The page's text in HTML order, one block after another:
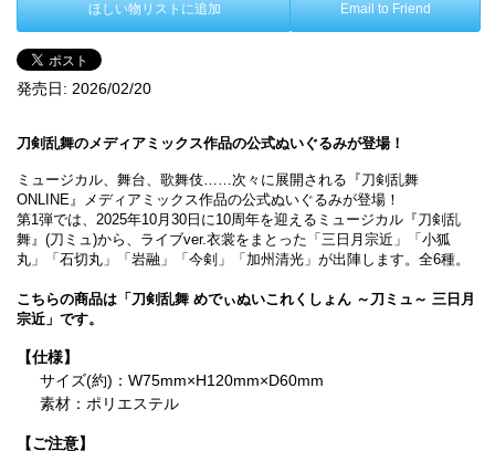
ほしい物リストに追加 Email to Friend
発売日: 2026/02/20
刀剣乱舞のメディアミックス作品の公式ぬいぐるみが登場！
ミュージカル、舞台、歌舞伎……次々に展開される『刀剣乱舞
ONLINE』メディアミックス作品の公式ぬいぐるみが登場！
第1弾では、2025年10月30日に10周年を迎えるミュージカル『刀剣乱
舞』(刀ミュ)から、ライブver.衣裳をまとった「三日月宗近」「小狐
丸」「石切丸」「岩融」「今剣」「加州清光」が出陣します。全6種。
こちらの商品は「刀剣乱舞 めでぃぬいこれくしょん ～刀ミュ～ 三日月
宗近」です。
【仕様】
サイズ(約)：W75mm×H120mm×D60mm
素材：ポリエステル
【ご注意】